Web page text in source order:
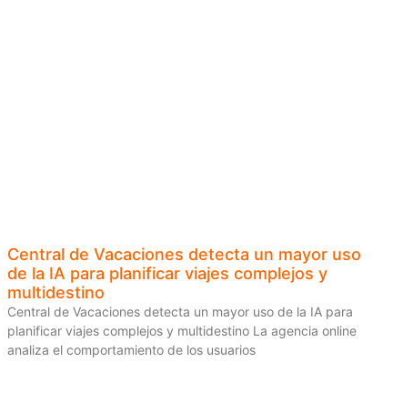
Central de Vacaciones detecta un mayor uso
de la IA para planificar viajes complejos y
multidestino
Central de Vacaciones detecta un mayor uso de la IA para
planificar viajes complejos y multidestino La agencia online
analiza el comportamiento de los usuarios